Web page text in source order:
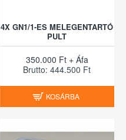
4X GN1/1-ES MELEGENTARTÓ
PULT
350.000 Ft + Áfa
Brutto: 444.500 Ft
KOSÁRBA